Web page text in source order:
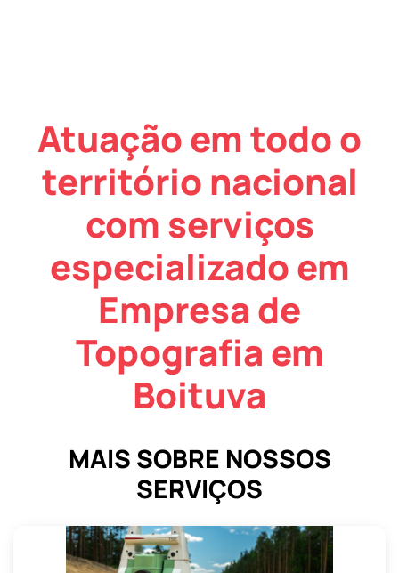
Atuação em todo o
território nacional
com serviços
especializado em
Empresa de
Topografia em
Boituva
MAIS SOBRE NOSSOS
SERVIÇOS